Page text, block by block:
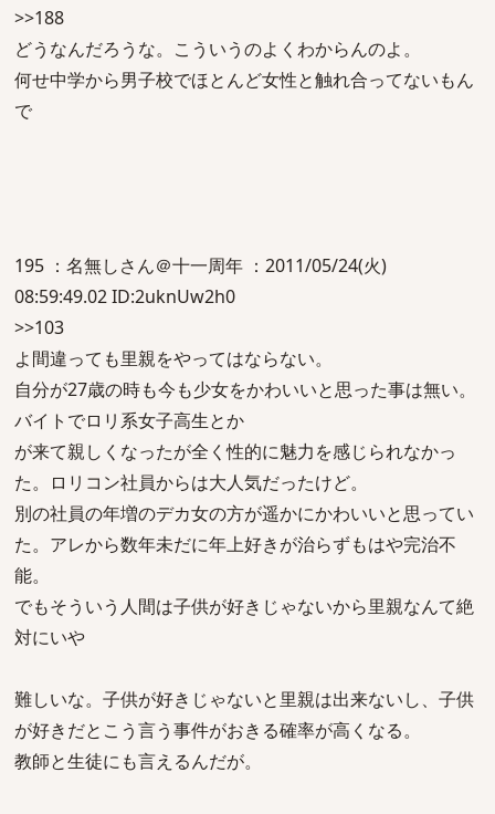
>>188
どうなんだろうな。こういうのよくわからんのよ。
何せ中学から男子校でほとんど女性と触れ合ってないもん
で
195 ：名無しさん＠十一周年 ：2011/05/24(火)
08:59:49.02 ID:2uknUw2h0
>>103
よ間違っても里親をやってはならない。
自分が27歳の時も今も少女をかわいいと思った事は無い。
バイトでロリ系女子高生とか
が来て親しくなったが全く性的に魅力を感じられなかっ
た。ロリコン社員からは大人気だったけど。
別の社員の年増のデカ女の方が遥かにかわいいと思ってい
た。アレから数年未だに年上好きが治らずもはや完治不
能。
でもそういう人間は子供が好きじゃないから里親なんて絶
対にいや
難しいな。子供が好きじゃないと里親は出来ないし、子供
が好きだとこう言う事件がおきる確率が高くなる。
教師と生徒にも言えるんだが。